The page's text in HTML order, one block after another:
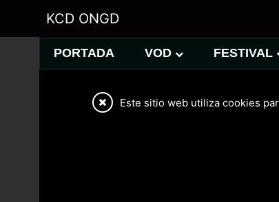
KCD ONGD
PORTADA VOD FESTIVAL
Este sitio web utiliza cookies